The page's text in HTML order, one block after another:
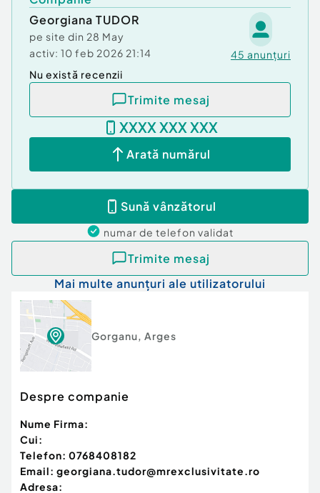
Georgiana TUDOR
pe site din 28 May
activ: 10 feb 2026 21:14 45 anunțuri
Nu există recenzii
Trimite mesaj
XXXX XXX XXX
Arată numărul
Sună vânzătorul
numar de telefon validat
Trimite mesaj
Mai multe anunțuri ale utilizatorului
Gorganu, Arges
Despre companie
Nume Firma:
Cui:
Telefon: 0768408182
Email: georgiana.tudor@mrexclusivitate.ro
Adresa: